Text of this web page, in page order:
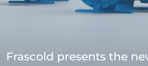
Frascold presents the